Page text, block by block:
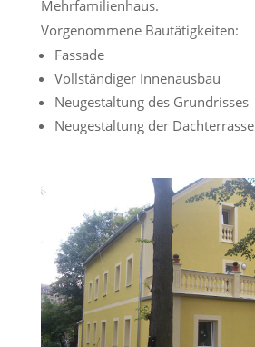
Mehrfamilienhaus.
Vorgenommene Bautätigkeiten:
Fassade
Vollständiger Innenausbau
Neugestaltung des Grundrisses
Neugestaltung der Dachterrasse